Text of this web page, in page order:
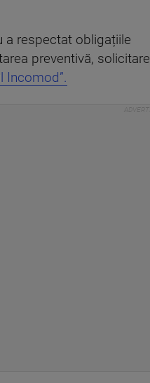
a respectat obligațiile
preventivă, solicitare
Incomod”.